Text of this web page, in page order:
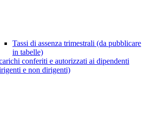
Tassi di assenza trimestrali (da pubblicare
in tabelle)
conferiti e autorizzati ai dipendenti
e non dirigenti)